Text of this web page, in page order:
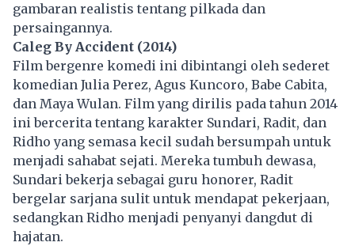
gambaran realistis tentang pilkada dan
persaingannya.
Caleg By Accident (2014)
Film bergenre komedi ini dibintangi oleh sederet
komedian Julia Perez, Agus Kuncoro, Babe Cabita,
dan Maya Wulan. Film yang dirilis pada tahun 2014
ini bercerita tentang karakter Sundari, Radit, dan
Ridho yang semasa kecil sudah bersumpah untuk
menjadi sahabat sejati. Mereka tumbuh dewasa,
Sundari bekerja sebagai guru honorer, Radit
bergelar sarjana sulit untuk mendapat pekerjaan,
sedangkan Ridho menjadi penyanyi dangdut di
hajatan.